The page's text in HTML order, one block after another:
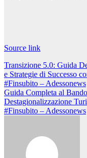
articoli
Source link
Navigazione
articoli
Transizione 5.0: Guida
e Strategie di Successo
#Finsubito – Adessonews
Guida Completa al
Destagionalizzazione
#Finsubito – Adessonews